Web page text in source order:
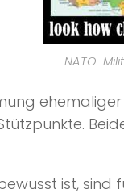
NATO-
ist, sind